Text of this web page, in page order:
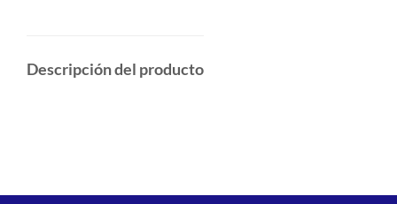
Descripción del producto